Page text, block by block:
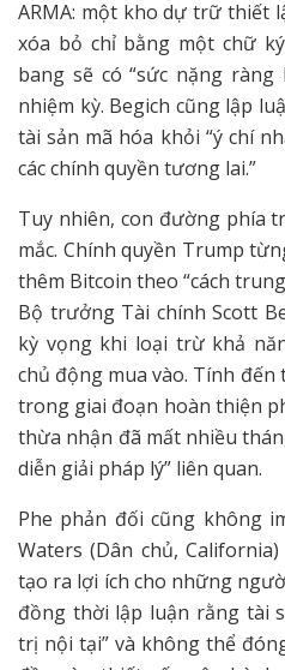
ARMA: một kho dự trữ thiết
xóa bỏ chỉ bằng một chữ
bang sẽ có “sức nặng
nhiệm kỳ. Begich cũng lập
tài sản mã hóa khỏi “ý chí
các chính quyền tương lai.”
Tuy nhiên, con đường phía
mắc. Chính quyền Trump
thêm Bitcoin theo “cách
Bộ trưởng Tài chính Scott
kỳ vọng khi loại trừ khả
chủ động mua vào. Tính
trong giai đoạn hoàn thiện
thừa nhận đã mất nhiều
diễn giải pháp lý” liên quan.
Phe phản đối cũng không
Waters (Dân chủ,
tạo ra lợi ích cho những
đồng thời lập luận rằng tài
trị nội tại” và không thể